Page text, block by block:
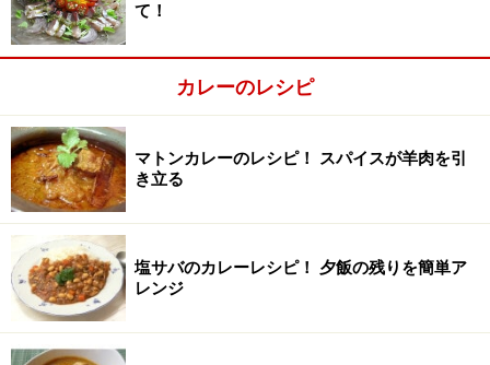
2
野菜を切る
て！
カレーのレシピ
マトンカレーのレシピ！ スパイスが羊肉を引
き立る
塩サバのカレーレシピ！ 夕飯の残りを簡単ア
レンジ